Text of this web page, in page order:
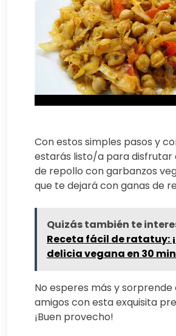
Con estos simples pasos y
estarás listo/a para disfrutar
de repollo con garbanzos
que te dejará con ganas de
Quizás también te
Receta fácil de ratatuy:
delicia vegana en 30
No esperes más y sorprende
amigos con esta exquisita
¡Buen provecho!